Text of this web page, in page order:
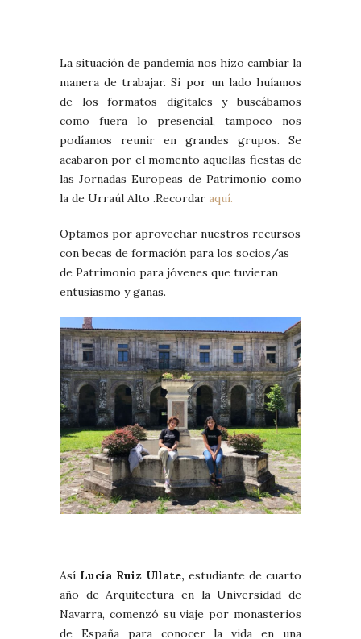
La situación de pandemia nos hizo cambiar la
manera de trabajar. Si por un lado huíamos
de los formatos digitales y buscábamos
como fuera lo presencial, tampoco nos
podíamos reunir en grandes grupos. Se
acabaron por el momento aquellas fiestas de
las Jornadas Europeas de Patrimonio como
la de Urraúl Alto .Recordar aquí.
Optamos por aprovechar nuestros recursos
con becas de formación para los socios/as
de Patrimonio para jóvenes que tuvieran
entusiasmo y ganas.
Así Lucía Ruiz Ullate, estudiante de cuarto
año de Arquitectura en la Universidad de
Navarra, comenzó su viaje por monasterios
de España para conocer la vida en una